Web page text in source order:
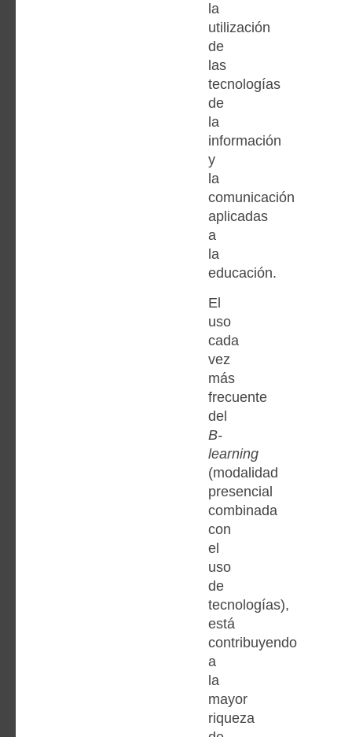
la
utilización
de
las
tecnologías
de
la
información
y
la
comunicación
aplicadas
a
la
educación.
El
uso
cada
vez
más
frecuente
del
B-
learning
(modalidad
presencial
combinada
con
el
uso
de
tecnologías),
está
contribuyendo
a
la
mayor
riqueza